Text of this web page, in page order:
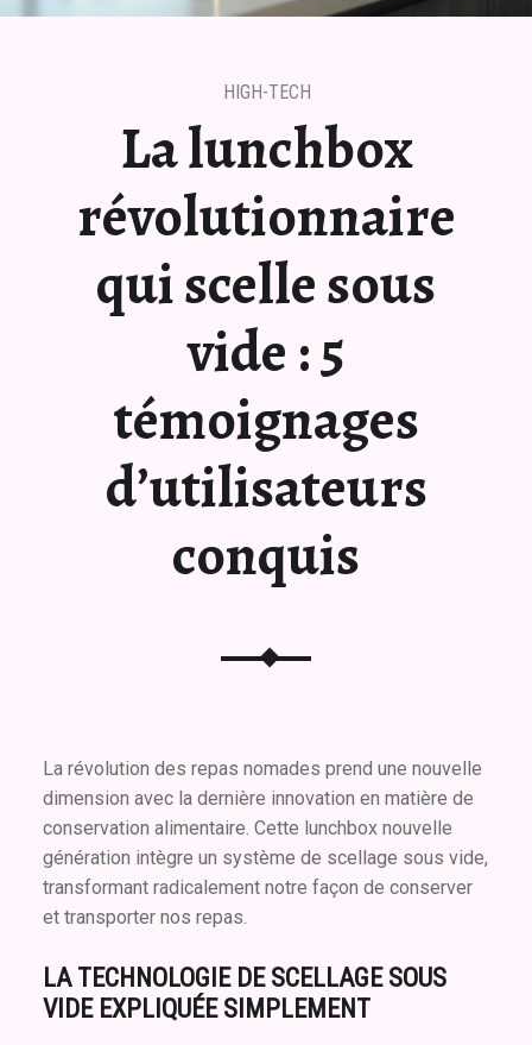
La lunchbox
révolutionnaire
qui scelle sous
vide : 5
témoignages
d’utilisateurs
conquis
HIGH-TECH
La révolution des repas nomades prend une nouvelle
dimension avec la dernière innovation en matière de
conservation alimentaire. Cette lunchbox nouvelle
génération intègre un système de scellage sous vide,
transformant radicalement notre façon de conserver
et transporter nos repas.
LA TECHNOLOGIE DE SCELLAGE SOUS
VIDE EXPLIQUÉE SIMPLEMENT